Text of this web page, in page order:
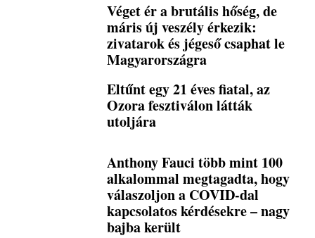
Véget ér a brutális hőség, de
máris új veszély érkezik:
zivatarok és jégeső csaphat le
Magyarországra
Eltűnt egy 21 éves fiatal, az
Ozora fesztiválon látták
utoljára
Anthony Fauci több mint 100
alkalommal megtagadta, hogy
válaszoljon a COVID-dal
kapcsolatos kérdésekre – nagy
bajba került